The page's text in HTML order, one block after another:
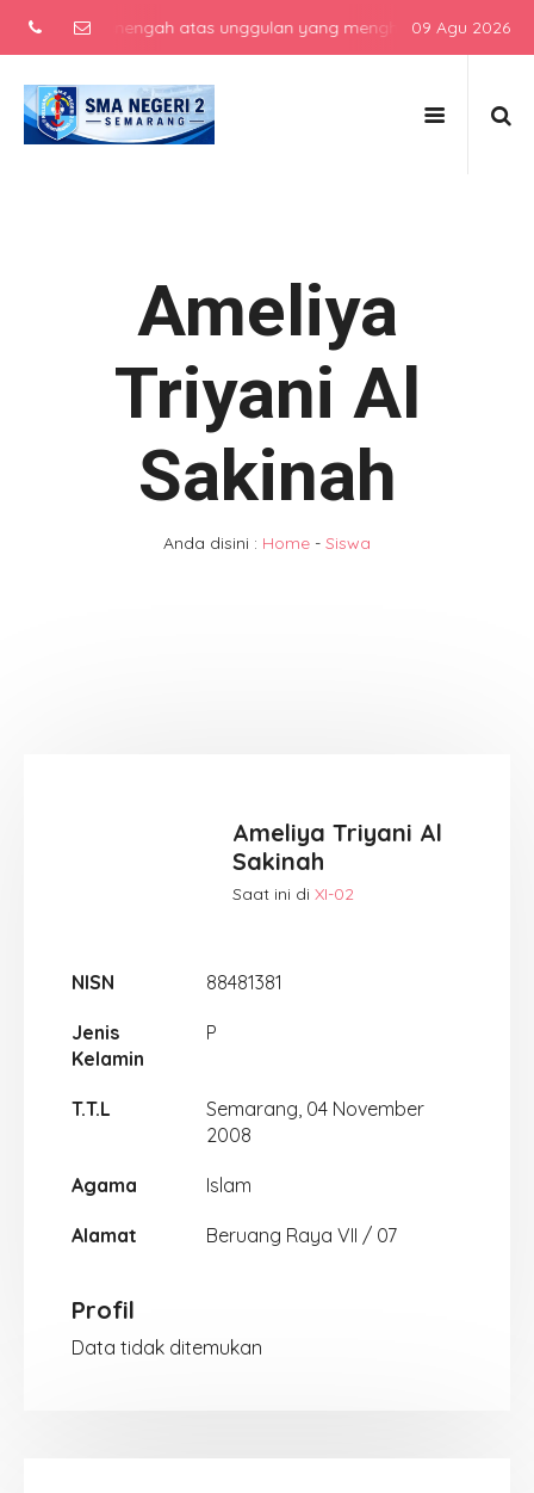
menengah atas unggulan yang menghasilkan lulusan
09 Agu 2026
Ameliya
Triyani Al
Sakinah
Anda disini : Home - Siswa
Ameliya Triyani Al
Sakinah
Saat ini di XI-02
NISN 88481381
Jenis
Kelamin
P
T.T.L
Semarang, 04 November
2008
Agama Islam
Alamat Beruang Raya VII / 07
Profil
Data tidak ditemukan